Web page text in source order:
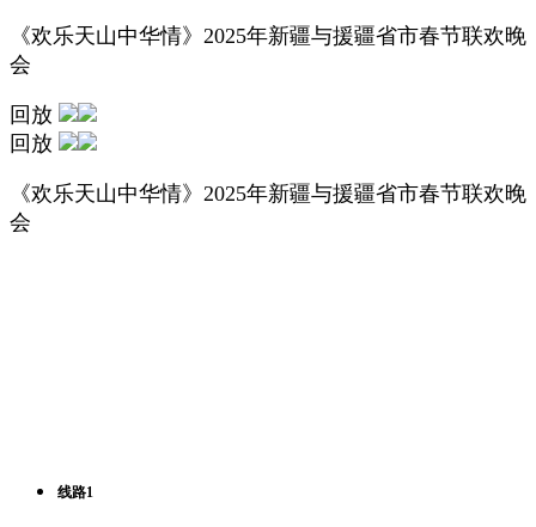
《欢乐天山中华情》2025年新疆与援疆省市春节联欢晚
会
回放
回放
《欢乐天山中华情》2025年新疆与援疆省市春节联欢晚
会
线路1